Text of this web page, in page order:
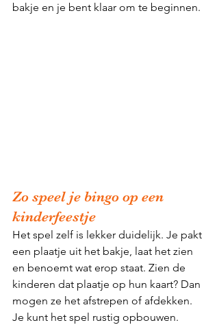
bakje en je bent klaar om te beginnen.
Zo speel je bingo op een
kinderfeestje
Het spel zelf is lekker duidelijk. Je pakt
een plaatje uit het bakje, laat het zien
en benoemt wat erop staat. Zien de
kinderen dat plaatje op hun kaart? Dan
mogen ze het afstrepen of afdekken.
Je kunt het spel rustig opbouwen.